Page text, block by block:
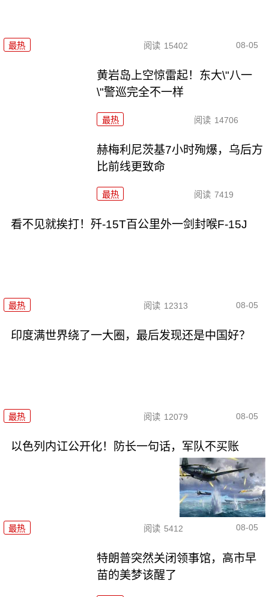
最热 阅读 15402 08-05
黄岩岛上空惊雷起！东大\"八一
\"警巡完全不一样
最热 阅读 14706
赫梅利尼茨基7小时殉爆，乌后方
比前线更致命
最热 阅读 7419
看不见就挨打！歼-15T百公里外一剑封喉F-15J
最热 阅读 12313 08-05
印度满世界绕了一大圈，最后发现还是中国好？
最热 阅读 12079 08-05
以色列内讧公开化！防长一句话，军队不买账
最热 阅读 5412 08-05
特朗普突然关闭领事馆，高市早
苗的美梦该醒了